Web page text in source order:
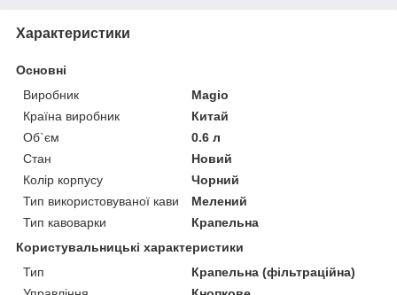
Характеристики
Основні
Виробник
Magio
Країна виробник
Китай
Об`єм
0.6 л
Стан
Новий
Колір корпусу
Чорний
Тип використовуваної кави
Мелений
Тип кавоварки
Крапельна
Користувальницькі характеристики
Тип
Крапельна (фільтраційна)